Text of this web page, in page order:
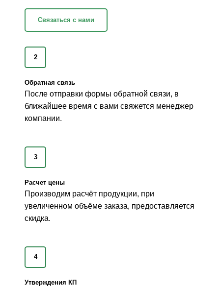
Связаться с нами
2
Обратная связь
После отправки формы обратной связи, в
ближайшее время с вами свяжется менеджер
компании.
3
Расчет цены
Производим расчёт продукции, при
увеличенном объёме заказа, предоставляется
скидка.
4
Утверждения КП